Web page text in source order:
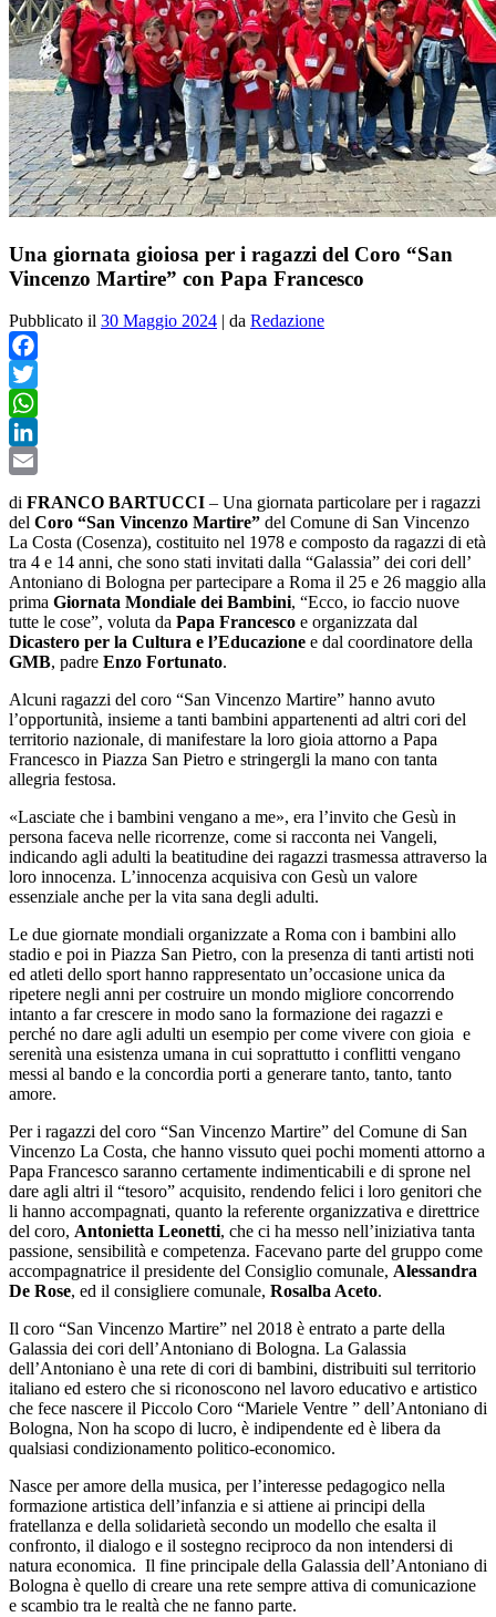
Una giornata gioiosa per i ragazzi del Coro “San
Vincenzo Martire” con Papa Francesco
Pubblicato il 30 Maggio 2024 | da Redazione
Facebook
Twitter
WhatsApp
LinkedIn
di FRANCO BARTUCCI – Una giornata particolare per i ragazzi
del Coro “San Vincenzo Martire” del Comune di San Vincenzo
La Costa (Cosenza), costituito nel 1978 e composto da ragazzi di età
tra 4 e 14 anni, che sono stati invitati dalla “Galassia” dei cori dell’
Antoniano di Bologna per partecipare a Roma il 25 e 26 maggio alla
prima Giornata Mondiale dei Bambini, “Ecco, io faccio nuove
tutte le cose”, voluta da Papa Francesco e organizzata dal
Dicastero per la Cultura e l’Educazione e dal coordinatore della
GMB, padre Enzo Fortunato.
Alcuni ragazzi del coro “San Vincenzo Martire” hanno avuto
l’opportunità, insieme a tanti bambini appartenenti ad altri cori del
territorio nazionale, di manifestare la loro gioia attorno a Papa
Francesco in Piazza San Pietro e stringergli la mano con tanta
allegria festosa.
«Lasciate che i bambini vengano a me», era l’invito che Gesù in
persona faceva nelle ricorrenze, come si racconta nei Vangeli,
indicando agli adulti la beatitudine dei ragazzi trasmessa attraverso la
loro innocenza. L’innocenza acquisiva con Gesù un valore
essenziale anche per la vita sana degli adulti.
Le due giornate mondiali organizzate a Roma con i bambini allo
stadio e poi in Piazza San Pietro, con la presenza di tanti artisti noti
ed atleti dello sport hanno rappresentato un’occasione unica da
ripetere negli anni per costruire un mondo migliore concorrendo
intanto a far crescere in modo sano la formazione dei ragazzi e
perché no dare agli adulti un esempio per come vivere con gioia e
serenità una esistenza umana in cui soprattutto i conflitti vengano
messi al bando e la concordia porti a generare tanto, tanto, tanto
amore.
Per i ragazzi del coro “San Vincenzo Martire” del Comune di San
Vincenzo La Costa, che hanno vissuto quei pochi momenti attorno a
Papa Francesco saranno certamente indimenticabili e di sprone nel
dare agli altri il “tesoro” acquisito, rendendo felici i loro genitori che
li hanno accompagnati, quanto la referente organizzativa e direttrice
del coro, Antonietta Leonetti, che ci ha messo nell’iniziativa tanta
passione, sensibilità e competenza. Facevano parte del gruppo come
accompagnatrice il presidente del Consiglio comunale, Alessandra
De Rose, ed il consigliere comunale, Rosalba Aceto.
Il coro “San Vincenzo Martire” nel 2018 è entrato a parte della
Galassia dei cori dell’Antoniano di Bologna. La Galassia
dell’Antoniano è una rete di cori di bambini, distribuiti sul territorio
italiano ed estero che si riconoscono nel lavoro educativo e artistico
che fece nascere il Piccolo Coro “Mariele Ventre ” dell’Antoniano di
Bologna, Non ha scopo di lucro, è indipendente ed è libera da
qualsiasi condizionamento politico-economico.
Nasce per amore della musica, per l’interesse pedagogico nella
formazione artistica dell’infanzia e si attiene ai principi della
fratellanza e della solidarietà secondo un modello che esalta il
confronto, il dialogo e il sostegno reciproco da non intendersi di
natura economica. Il fine principale della Galassia dell’Antoniano di
Bologna è quello di creare una rete sempre attiva di comunicazione
e scambio tra le realtà che ne fanno parte.